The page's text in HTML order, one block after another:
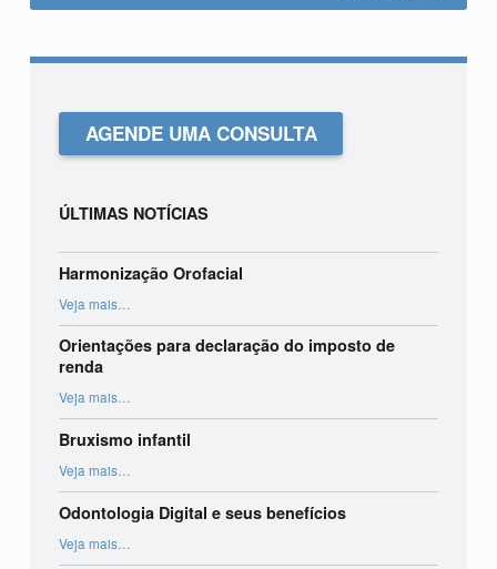
Skip back to main navigation
AGENDE UMA CONSULTA
ÚLTIMAS NOTÍCIAS
Harmonização Orofacial
Veja mais…
Orientações para declaração do imposto de
renda
Veja mais“Orientações para declaração do imposto de renda”
…
Bruxismo infantil
Veja mais…
Odontologia Digital e seus benefícios
Veja mais“Odontologia Digital e seus benefícios”
…